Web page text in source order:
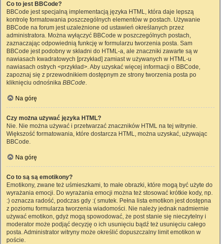
Co to jest BBCode?
BBCode jest specjalną implementacją języka HTML, która daje lepszą
kontrolę formatowania poszczególnych elementów w postach. Używanie
BBCode na forum jest uzależnione od ustawień określanych przez
administratora. Można wyłączyć BBCode w poszczególnych postach,
zaznaczając odpowiednią funkcję w formularzu tworzenia posta. Sam
BBCode jest podobny w składni do HTML-a, ale znaczniki zawarte są w
nawiasach kwadratowych [przykład] zamiast w używanych w HTML-u
nawiasach ostrych <przykład>. Aby uzyskać więcej informacji o BBCode,
zapoznaj się z przewodnikiem dostępnym ze strony tworzenia posta po
kliknięciu odnośnika BBCode.
Na górę
Czy można używać języka HTML?
Nie. Nie można używać i przetwarzać znaczników HTML na tej witrynie.
Większość formatowania, które dostarcza HTML, można uzyskać, używając
BBCode.
Na górę
Co to są są emotikony?
Emotikony, zwane też uśmieszkami, to małe obrazki, które mogą być użyte do
wyrażania emocji. Do wyrażania emocji można też stosować krótkie kody, np.
:) oznacza radość, podczas gdy :( smutek. Pełna lista emotikon jest dostępna
z poziomu formularza tworzenia wiadomości. Nie należy jednak nadmiernie
używać emotikon, gdyż mogą spowodować, że post stanie się nieczytelny i
moderator może podjąć decyzję o ich usunięciu bądź też usunięciu całego
posta. Administrator witryny może określić dopuszczalny limit emotikon w
poście.